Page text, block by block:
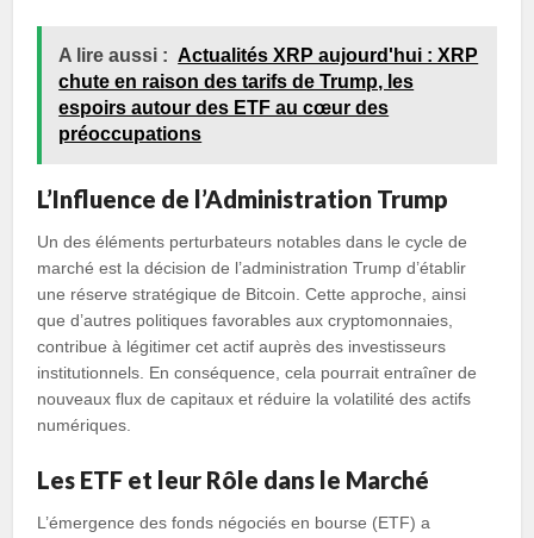
A lire aussi : Actualités XRP aujourd'hui : XRP
chute en raison des tarifs de Trump, les
espoirs autour des ETF au cœur des
préoccupations
L’Influence de l’Administration Trump
Un des éléments perturbateurs notables dans le cycle de
marché est la décision de l’administration Trump d’établir
une réserve stratégique de Bitcoin. Cette approche, ainsi
que d’autres politiques favorables aux cryptomonnaies,
contribue à légitimer cet actif auprès des investisseurs
institutionnels. En conséquence, cela pourrait entraîner de
nouveaux flux de capitaux et réduire la volatilité des actifs
numériques.
Les ETF et leur Rôle dans le Marché
L’émergence des fonds négociés en bourse (ETF) a